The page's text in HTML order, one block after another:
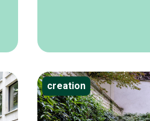
creation